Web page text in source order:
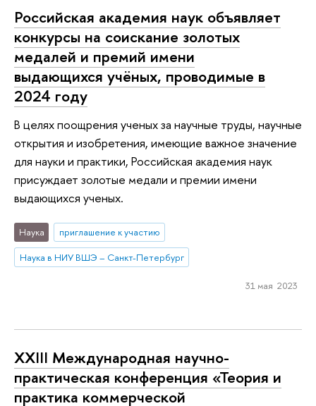
Российская академия наук объявляет
конкурсы на соискание золотых
медалей и премий имени
выдающихся учёных, проводимые в
2024 году
В целях поощрения ученых за научные труды, научные
открытия и изобретения, имеющие важное значение
для науки и практики, Российская академия наук
присуждает золотые медали и премии имени
выдающихся ученых.
Наука
приглашение к участию
Наука в НИУ ВШЭ – Санкт-Петербург
31 мая 2023
XXIII Международная научно-
практическая конференция «Теория и
практика коммерческой